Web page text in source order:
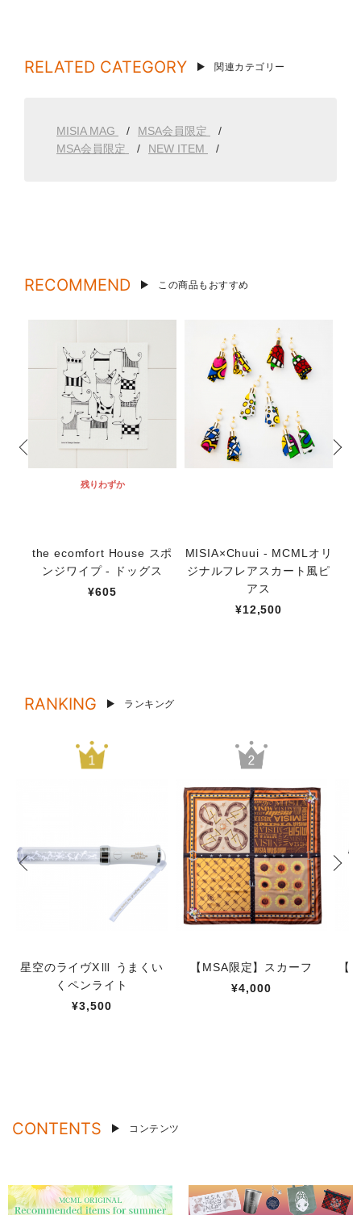
RELATED CATEGORY 関連カテゴリー
MISIA MAG
MSA会員限定
MSA会員限定
NEW ITEM
RECOMMEND この商品もおすすめ
残りわずか
the ecomfort House スポ
ンジワイプ - ドッグス
¥605
MISIA×Chuui - MCMLオリ
ジナルフレアスカート風ピ
アス
¥12,500
RANKING ランキング
星空のライヴXⅢ うまくい
くペンライト
¥3,500
【MSA限定】スカーフ
¥4,000
【
CONTENTS コンテンツ